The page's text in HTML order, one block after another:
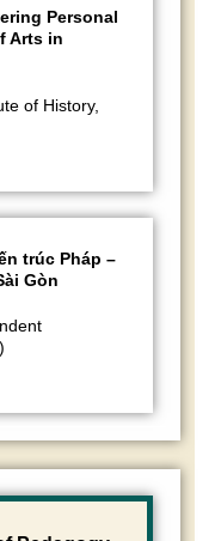
Personal
Arts in
of History,
trúc Pháp –
Gòn